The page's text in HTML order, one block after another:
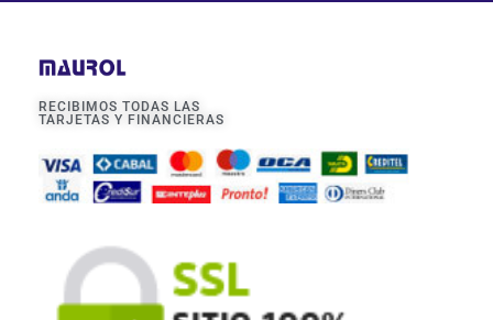
RECIBIMOS TODAS LAS
TARJETAS Y FINANCIERAS